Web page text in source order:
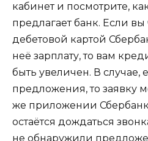
кабинет и посмотрите,
предлагает банк. Если вы
дебетовой картой
неё зарплату, то вам
быть увеличен. В случае,
предложения, то заявку
же приложении
остаётся дождаться
не обнаружили